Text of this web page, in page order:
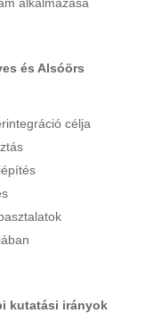
alkalmazása
és Alsóörs
célja
kutatási irányok